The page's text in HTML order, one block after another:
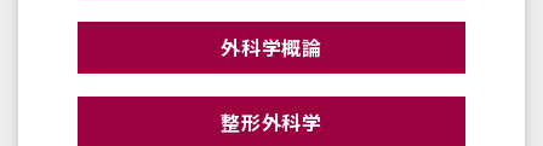
外科学概論
整形外科学